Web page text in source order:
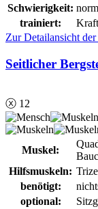
Schwierigkeit:
trainiert:
Zur Detailansicht
Seitlicher
ⓧ 12
Muskel:
Hilfsmuskeln:
benötigt:
optional: